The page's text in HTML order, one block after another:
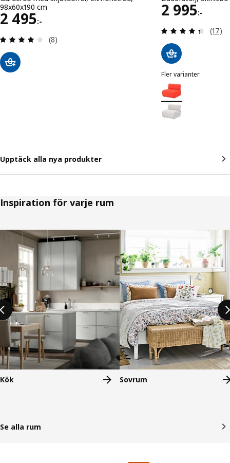
98x60x190 cm
2 495:-
Pris 2495:-
Recensera: 4 utav 5 stjärnor. Totalt antal
(8)
2 995:-
Pris
(17)
Fler varianter
IKEA PS 2026
Variant: IKEA PS
Variant: IKEA PS
Upptäck alla nya produkter
Inspiration för varje rum
Hoppa över listning
Kök Sovrum
Se alla rum